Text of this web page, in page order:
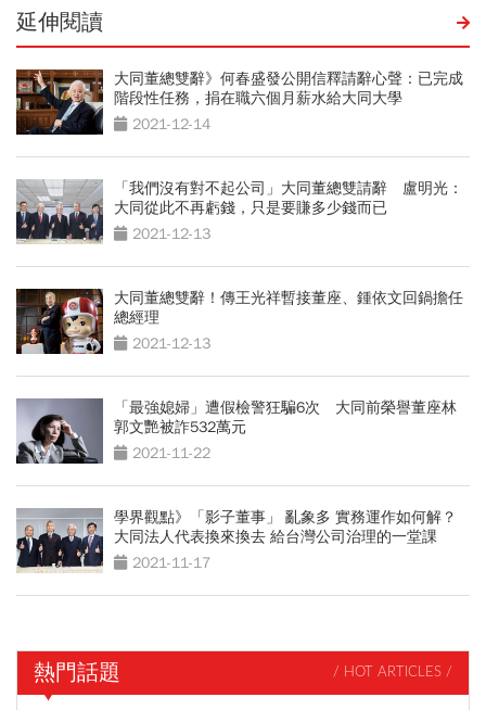
延伸閱讀
大同董總雙辭》何春盛發公開信釋請辭心聲：已完成
階段性任務，捐在職六個月薪水給大同大學
2021-12-14
「我們沒有對不起公司」大同董總雙請辭 盧明光：
大同從此不再虧錢，只是要賺多少錢而已
2021-12-13
大同董總雙辭！傳王光祥暫接董座、鍾依文回鍋擔任
總經理
2021-12-13
「最強媳婦」遭假檢警狂騙6次 大同前榮譽董座林
郭文艷被詐532萬元
2021-11-22
學界觀點》「影子董事」 亂象多 實務運作如何解？
大同法人代表換來換去 給台灣公司治理的一堂課
2021-11-17
熱門話題 / HOT ARTICLES /